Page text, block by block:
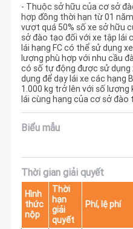
- Thuộc sở hữu của cơ sở
hợp đồng thời hạn từ 01
vượt quá 50% số xe sở hữu
sở đào tạo đối với xe tập lái
lái hạng FC có thể sử dụng
lượng phù hợp với nhu cầu
có số tự động được sử dụng
dụng để dạy lái xe các hạng
1.000 kg trở lên với số
lái cùng hạng của cơ sở đào
Biểu mẫu
Thời gian giải quyết
Hình
thức
nộp
Thời
hạn
giải
quyết
Phí, lệ phí